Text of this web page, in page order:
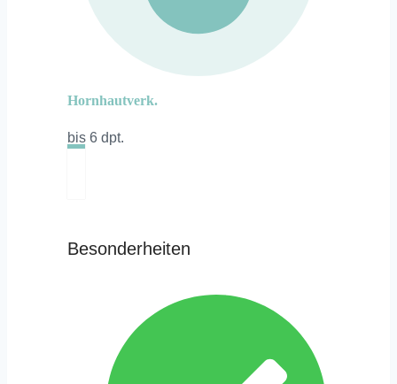
Hornhautverk.
bis 6 dpt.
Besonderheiten